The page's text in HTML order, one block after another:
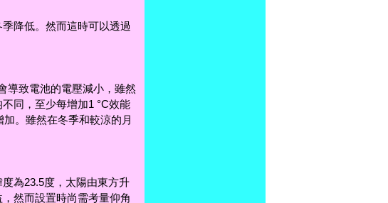
降低。然而這時可以透過
導致電池的電壓減小，雖然
同，至少每增加1 °C效能
。雖然在冬季和較涼的月
為23.5度，太陽由東方升
然而設置時尚需考量仰角